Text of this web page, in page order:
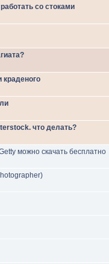
со стоками
краденого
что делать?
можно скачать бесплатно